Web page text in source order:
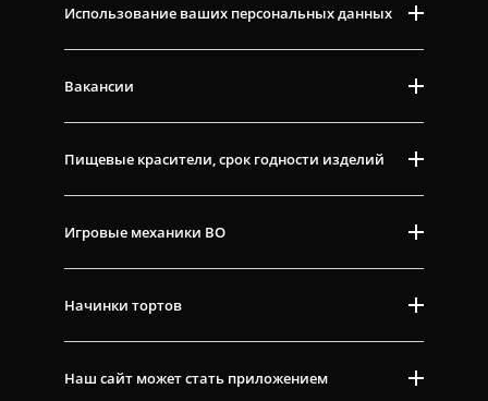
Использование ваших персональных данных
Вакансии
Пищевые красители, срок годности изделий
Игровые механики ВО
Начинки тортов
Наш сайт может стать приложением